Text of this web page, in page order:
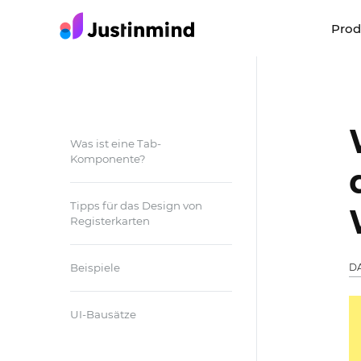
Was ist eine Tab-
Komponente?
Tipps für das Design von
Registerkarten
Beispiele
UI-Bausätze